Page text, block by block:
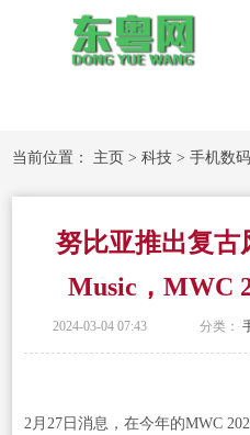
当前位置： 主页 >科技 >手机数码
努比亚推出复古
Music，MWC
2024-03-04 07:43 分类：
2月27日消息，在今年的MWC